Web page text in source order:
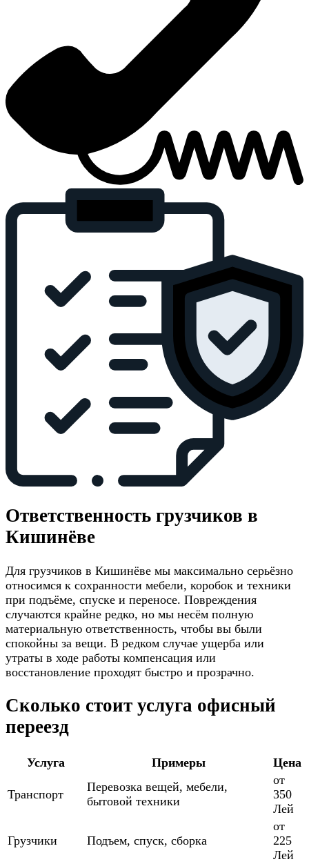
Ответственность грузчиков в
Кишинёве
Для грузчиков в Кишинёве мы максимально серьёзно
относимся к сохранности мебели, коробок и техники
при подъёме, спуске и переносе. Повреждения
случаются крайне редко, но мы несём полную
материальную ответственность, чтобы вы были
спокойны за вещи. В редком случае ущерба или
утраты в ходе работы компенсация или
восстановление проходят быстро и прозрачно.
Сколько стоит услуга офисный
переезд
Услуга Примеры Цена
Транспорт
Перевозка вещей, мебели,
бытовой техники
от
350
Лей
Грузчики Подъем, спуск, сборка
от
225
Лей